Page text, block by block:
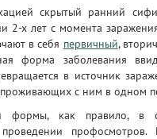
скрытый ранний
2-х лет с момента
в себя первичный,
форма заболевания
в источник
проживающих с ним в одном
формы, как правило, в
профосмотров.